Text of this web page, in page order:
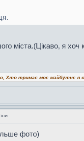
міста.(Цікаво, я хоч
Хто тримає моє майбутнє в
фото)